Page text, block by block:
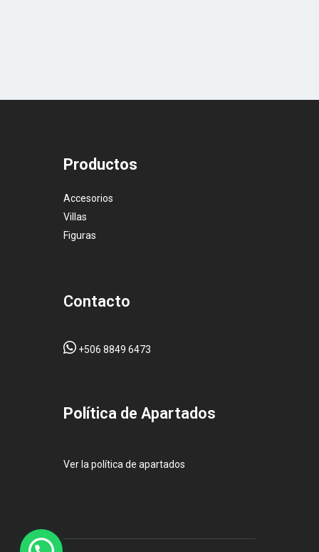
Productos
Accesorios
Villas
Figuras
Contacto
+506 8849 6473
Pol ítica de Apartados
Ver la política de apartados